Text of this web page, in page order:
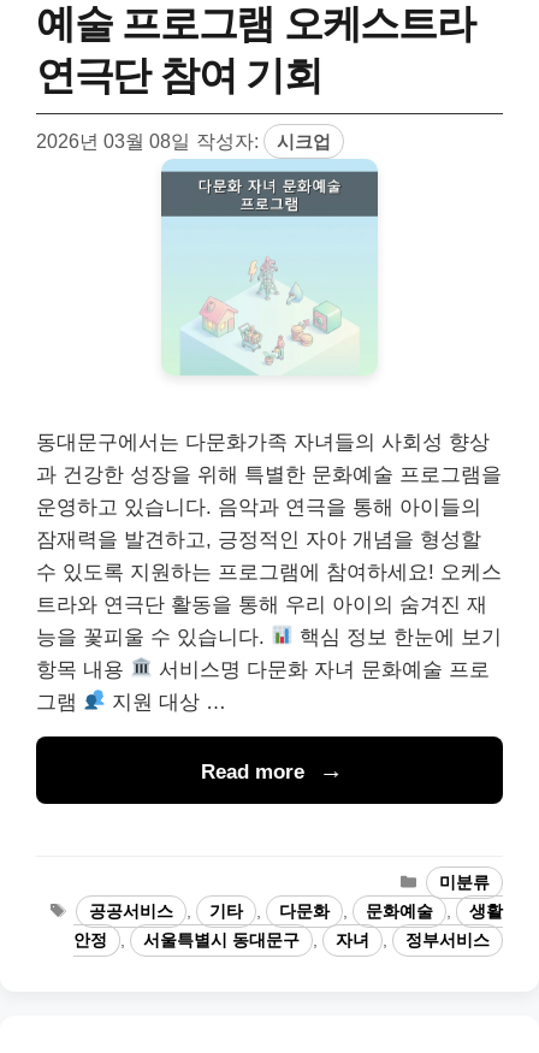
예술 프로그램 오케스트라
연극단 참여 기회
2026년 03월 08일 작성자: 시크업
동대문구에서는 다문화가족 자녀들의 사회성 향상
과 건강한 성장을 위해 특별한 문화예술 프로그램을
운영하고 있습니다. 음악과 연극을 통해 아이들의
잠재력을 발견하고, 긍정적인 자아 개념을 형성할
수 있도록 지원하는 프로그램에 참여하세요! 오케스
트라와 연극단 활동을 통해 우리 아이의 숨겨진 재
능을 꽃피울 수 있습니다.
핵심 정보 한눈에 보기
항목 내용
서비스명 다문화 자녀 문화예술 프로
그램
지원 대상 …
Read more
카
테
고
리
미분류
태
그
공공서비스 기타 다문화 문화예술
생활
안정
서울특별시 동대문구 자녀 정부서비스